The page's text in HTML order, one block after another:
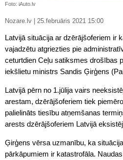
Foto: iAuto.lv
Nozare.lv | 25.februāris 2021 15:00
Latvijā situācija ar dzērājšoferiem ir
vajadzētu atgriezties pie
ceturtdien Ceļu satiksmes drošības
iekšlietu ministrs Sandis Ģirģens
Latvijā pērn no 1.jūlija vairs
arestam, dzērājšoferiem tiek
palielināts tiesību atņemšanas
arests dzērājšoferiem Latvijā
Ģirģens vērsa uzmanību, ka
pārkāpumiem ir katastrofāla.